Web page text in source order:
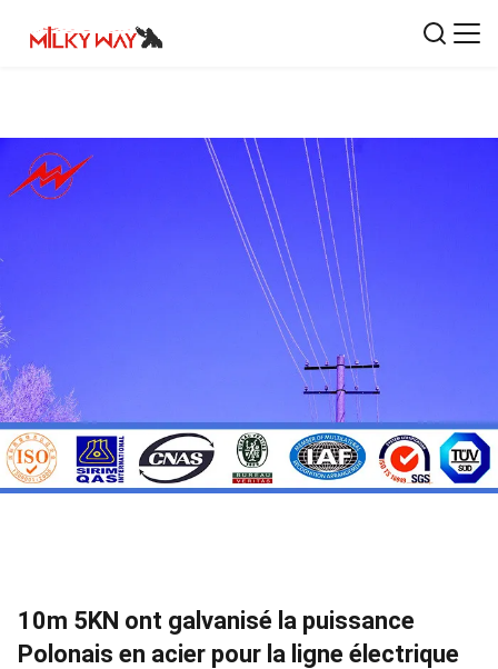
10m 5KN ont galvanisé la puissance
Polonais en acier pour la ligne électrique